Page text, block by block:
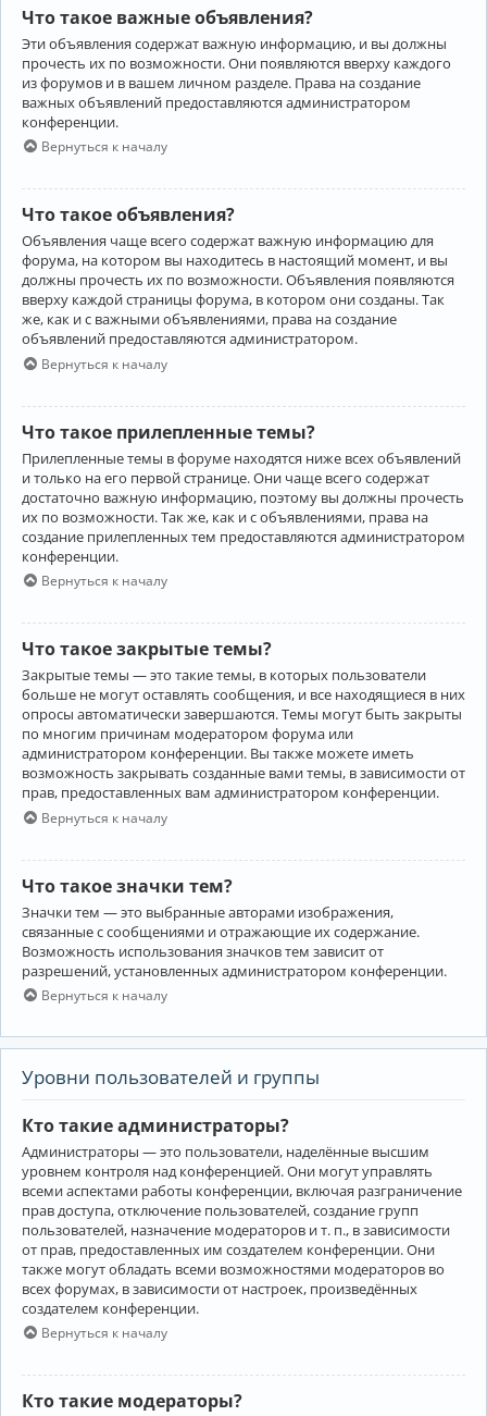
Что такое важные объявления?
Эти объявления содержат важную информацию, и вы должны
прочесть их по возможности. Они появляются вверху каждого
из форумов и в вашем личном разделе. Права на создание
важных объявлений предоставляются администратором
конференции.
Вернуться к началу
Что такое объявления?
Объявления чаще всего содержат важную информацию для
форума, на котором вы находитесь в настоящий момент, и вы
должны прочесть их по возможности. Объявления появляются
вверху каждой страницы форума, в котором они созданы. Так
же, как и с важными объявлениями, права на создание
объявлений предоставляются администратором.
Вернуться к началу
Что такое прилепленные темы?
Прилепленные темы в форуме находятся ниже всех объявлений
и только на его первой странице. Они чаще всего содержат
достаточно важную информацию, поэтому вы должны прочесть
их по возможности. Так же, как и с объявлениями, права на
создание прилепленных тем предоставляются администратором
конференции.
Вернуться к началу
Что такое закрытые темы?
Закрытые темы — это такие темы, в которых пользователи
больше не могут оставлять сообщения, и все находящиеся в них
опросы автоматически завершаются. Темы могут быть закрыты
по многим причинам модератором форума или
администратором конференции. Вы также можете иметь
возможность закрывать созданные вами темы, в зависимости от
прав, предоставленных вам администратором конференции.
Вернуться к началу
Что такое значки тем?
Значки тем — это выбранные авторами изображения,
связанные с сообщениями и отражающие их содержание.
Возможность использования значков тем зависит от
разрешений, установленных администратором конференции.
Вернуться к началу
Уровни пользователей и группы
Кто такие администраторы?
Администраторы — это пользователи, наделённые высшим
уровнем контроля над конференцией. Они могут управлять
всеми аспектами работы конференции, включая разграничение
прав доступа, отключение пользователей, создание групп
пользователей, назначение модераторов и т. п., в зависимости
от прав, предоставленных им создателем конференции. Они
также могут обладать всеми возможностями модераторов во
всех форумах, в зависимости от настроек, произведённых
создателем конференции.
Вернуться к началу
Кто такие модераторы?